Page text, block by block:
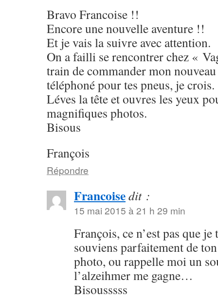
Bravo Francoise !!
Encore une nouvelle aventure !!
Et je vais la suivre avec attention.
On a failli se rencontrer chez «
train de commander mon
téléphoné pour tes pneus, je crois.
Léves la tête et ouvres les yeux
magnifiques photos.
Bisous
François
Répondre
Francoisedit :
15 mai 2015 à 21 h 29 min
François, ce n’est pas que
souviens parfaitement de
photo, ou rappelle moi un
l’alzeihmer me gagne…
Bisousssss